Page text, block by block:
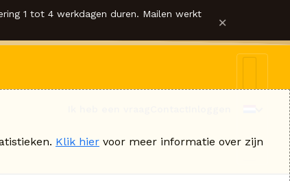
1 tot 4 werkdagen duren. Mailen werkt ×
Klik hier voor meer informatie over zijn